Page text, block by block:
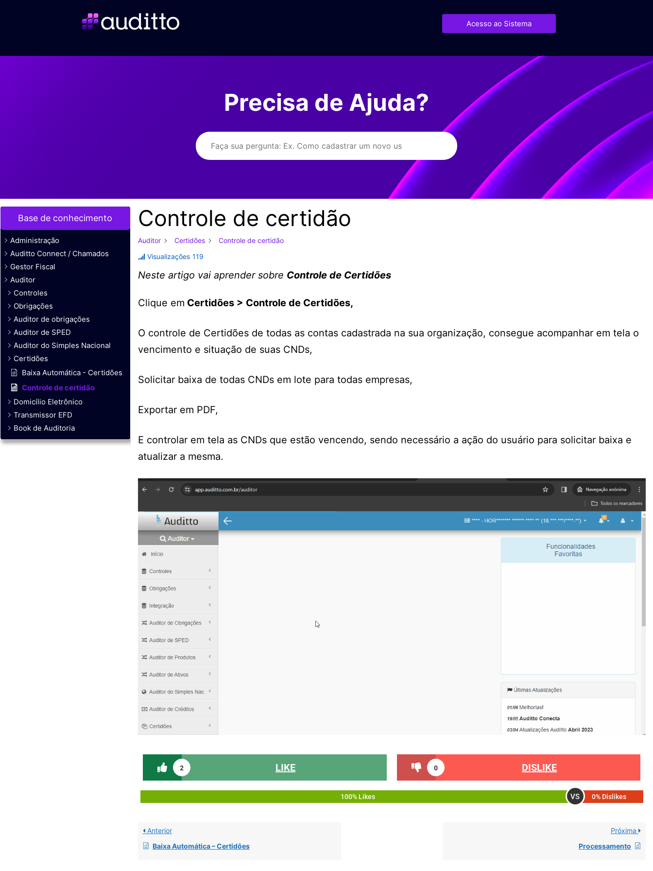
Acesso ao Sistema
Precisa de Ajuda?
Base de conhecimento
Administração
Auditto Connect / Chamados
Gestor Fiscal
Auditor
Controles
Obrigações
Auditor de obrigações
Auditor de SPED
Auditor do Simples Nacional
Certidões
Baixa Automática - Certidões
Controle de certidão
Domicílio Eletrônico
Transmissor EFD
Book de Auditoria
Controle de certidão
Auditor Certidões
Controle de certidão
Visualizações 119
Neste artigo vai aprender sobre Controle de Certidões
Clique em Certidões > Controle de Certidões,
O controle de Certidões de todas as contas cadastrada na sua organização, consegue acompanhar em tela o
vencimento e situação de suas CNDs,
Solicitar baixa de todas CNDs em lote para todas empresas,
Exportar em PDF,
E controlar em tela as CNDs que estão vencendo, sendo necessário a ação do usuário para solicitar baixa e
atualizar a mesma.
2 LIKE 0 DISLIKE
100% Likes VS 0% Dislikes
Anterior
Baixa Automática – Certidões
Próxima
Processamento